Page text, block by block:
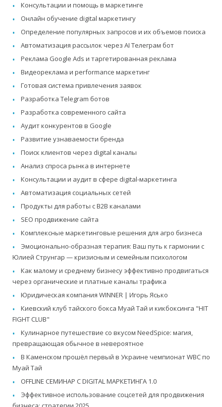
Консультации и помощь в маркетинге
Онлайн обучение digital маркетингу
Определение популярных запросов и их объемов поиска
Автоматизация рассылок через AI Телеграм бот
Реклама Google Ads и таргетированная реклама
Видеореклама и performance маркетинг
Готовая система привлечения заявок
Разработка Telegram ботов
Разработка современного сайта
Аудит конкурентов в Google
Развитие узнаваемости бренда
Поиск клиентов через digital каналы
Анализ спроса рынка в интернете
Консультации и аудит в сфере digital-маркетинга
Автоматизация социальных сетей
Продукты для работы с B2B каналами
SEO продвижение сайта
Комплексные маркетинговые решения для агро бизнеса
Эмоционально-образная терапия: Ваш путь к гармонии с
Юлией Струнгар — кризисным и семейным психологом
Как малому и среднему бизнесу эффективно продвигаться
через органические и платные каналы трафика
Юридическая компания WINNER | Игорь Ясько
Киевский клуб тайского бокса Муай Тай и кикбоксинга "HIT
FIGHT CLUB"
Кулинарное путешествие со вкусом NeedSpice: магия,
превращающая обычное в невероятное
В Каменском прошёл первый в Украине чемпионат WBC по
Муай Тай
OFFLINE СЕМИНАР С DIGITAL МАРКЕТИНГА 1.0
Эффективное использование соцсетей для продвижения